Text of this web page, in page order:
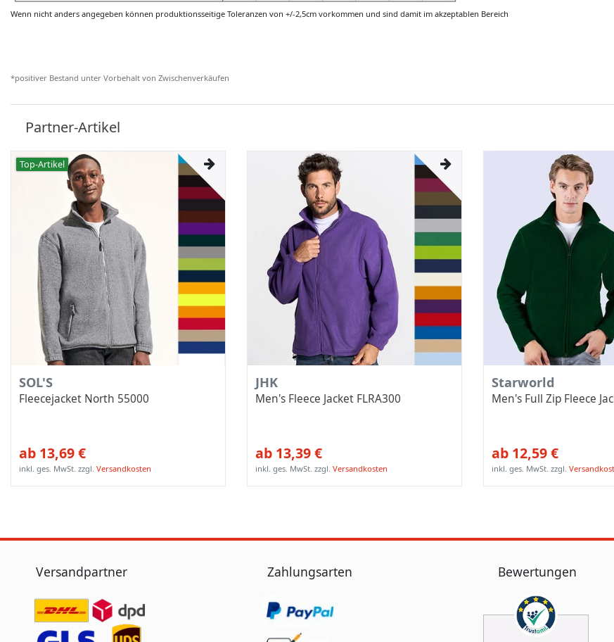
Wenn nicht anders angegeben können produktionsseitige Toleranzen von +/-2,5cm vorkommen und sind damit im akzeptablen Bereich
*positiver Bestand unter Vorbehalt von Zwischenverkäufen
Partner-Artikel
Top-Artikel
SOL'S
Fleecejacket North 55000
ab 13,69 €
inkl. ges. MwSt. zzgl.Versandkosten
JHK
Men's Fleece Jacket FLRA300
ab 13,39 €
inkl. ges. MwSt. zzgl.Versandkosten
Starworld
Men's Full Zip Fleece
ab 12,59 €
inkl. ges. MwSt. zzgl.
Versandpartner Zahlungsarten Bewertungen